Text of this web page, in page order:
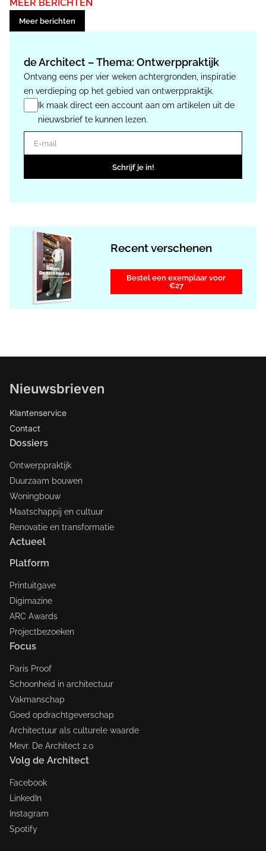
MEER BERICHTEN
Meer berichten
de Architect – Thema: Ontwerppraktijk
Ontvang eens per vier weken achtergronden, inspiratie
en verdieping op het gebied van ontwerppraktijk.
Ik maak direct een account aan om artikelen uit de
nieuwsbrief te kunnen lezen.
E-mail
Schrijf je in!
Recent verschenen
Bestel een exemplaar voor
€27
Nieuwsbrieven
Klantenservice
Contact
Dossiers
Ontwerppraktijk
Duurzaam bouwen
Woningbouw
Maatschappij en cultuur
Renovatie en transformatie
Actueel
Platform
Printuitgave
Digimazine
ARC Awards
Projectbezoeken
Focus
Paris Proof
Schoonheid in architectuur
Vakmanschap
Goed opdrachtgeverschap
Architectuur als culturele waarde
Mevr. De Architect 2.0
Volg de Architect
Facebook
LinkedIn
Instagram
Spotify